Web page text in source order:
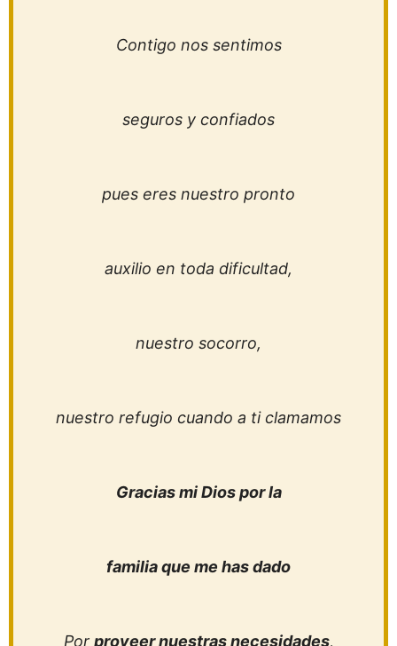
Contigo nos sentimos
seguros y confiados
pues eres nuestro pronto
auxilio en toda dificultad,
nuestro socorro,
nuestro refugio cuando a ti clamamos
Gracias mi Dios por la
familia que me has dado
Por proveer nuestras necesidades,